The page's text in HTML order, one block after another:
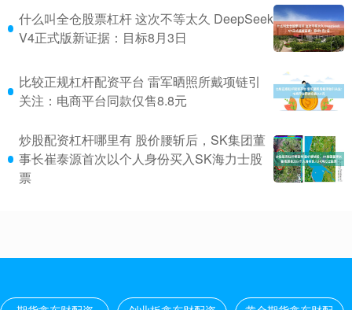
什么叫全仓股票杠杆 这次不等太久 DeepSeek
V4正式版新证据：目标8月3日
比较正规杠杆配资平台 雷军晒照所戴项链引
关注：电商平台同款仅售8.8元
炒股配资杠杆哪里有 股价腰斩后，SK集团董
事长崔泰源首次以个人身份买入SK海力士股
票